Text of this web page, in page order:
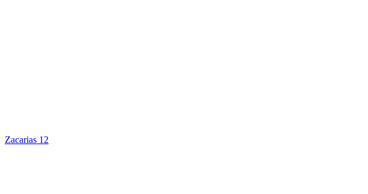
Zacarias 12